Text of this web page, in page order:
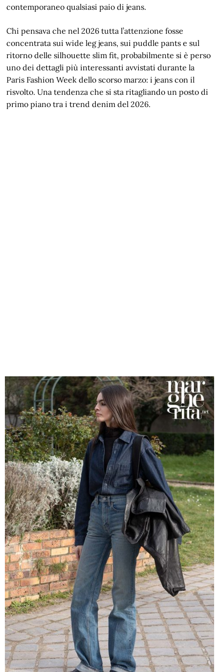
contemporaneo qualsiasi paio di jeans.
Chi pensava che nel 2026 tutta l’attenzione fosse
concentrata sui wide leg jeans, sui puddle pants e sul
ritorno delle silhouette slim fit, probabilmente si è perso
uno dei dettagli più interessanti avvistati durante la
Paris Fashion Week dello scorso marzo: i jeans con il
risvolto. Una tendenza che si sta ritagliando un posto di
primo piano tra i trend denim del 2026.